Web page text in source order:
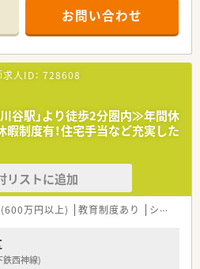
ンがあり、集合研修だけでなく任意で受
意されています
社外で活躍する従業員、将来経営幹部
師として様々な活躍ができるフィールド
（土日休み・19時までの勤務）どちらか
医療モール・クリニック併設店舗」「敷
型店舗」など様々な店舗を運営してい
組んでおり「訪問調剤特化型店舗」を
は業界最多の51店舗設置しています
企業」「健康経営優良法人2023（大規模
得し一人ひとりが働きやすい環境が整備
お問い合わせ
人ID： 728608
川谷駅」より徒歩2分圏内≫年間休
暇制度有！住宅手当など充実した
リストに追加
万円以上) 教育制度あり シフト制
鉄西神線)